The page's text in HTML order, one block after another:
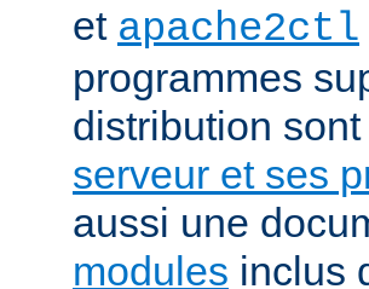
et apache2ctl
programmes
distribution
serveur et ses
aussi une
modules inclus